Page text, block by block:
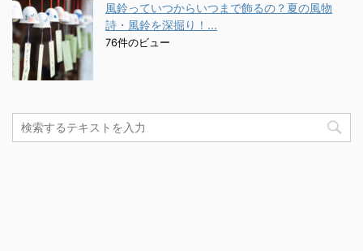
風鈴っていつからいつまで飾るの？夏の風物
詩・風鈴を深掘り！...
76件のビュー